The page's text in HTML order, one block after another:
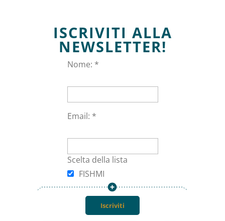
Informazioni
Carrello
ISCRIVITI ALLA
NEWSLETTER!
Nome: *
Email: *
Scelta della lista
FISHMI